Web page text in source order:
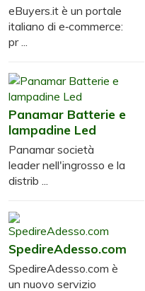
eBuyers.it è un portale
italiano di e‑commerce:
pr ...
Panamar Batterie e
lampadine Led
Panamar società
leader nell'ingrosso e la
distrib ...
SpedireAdesso.com
SpedireAdesso.com è
un nuovo servizio